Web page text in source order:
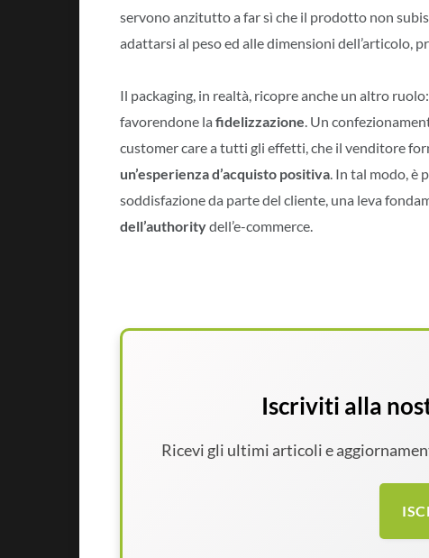
servono anzitutto a far sì che il prodotto non
adattarsi al peso ed alle dimensioni dell’articolo,
Il packaging, in realtà, ricopre anche un altro ruolo:
favorendone la fidelizzazione. Un
customer care a tutti gli effetti, che il venditore
un’esperienza d’acquisto positiva. In tal modo, è
soddisfazione da parte del cliente, una leva
dell’authoritydell’e-commerce.
Iscriviti alla
Ricevi gli ultimi articoli e